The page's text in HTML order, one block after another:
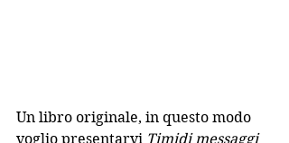
Un libro originale, in questo modo
voglio presentarvi Timidi messaggi